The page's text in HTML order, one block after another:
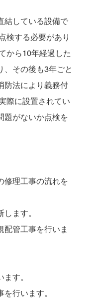
結している設備で
検する必要があり
から10年経過した
、その後も3年ごと
防法により義務付
際に設置されてい
題がないか点検を
修理工事の流れを
ます。
配管工事を行いま
す。
を行います。